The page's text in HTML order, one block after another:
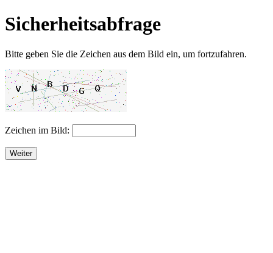
Sicherheitsabfrage
Bitte geben Sie die Zeichen aus dem Bild ein, um fortzufahren.
Zeichen im Bild:
Weiter